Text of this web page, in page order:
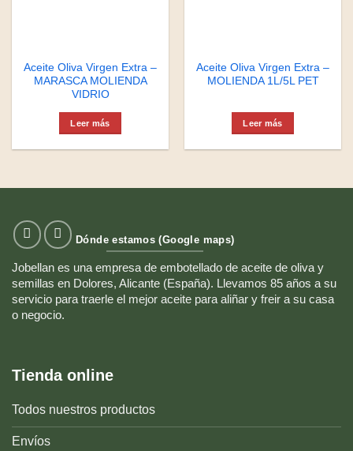
Aceite Oliva Virgen Extra –
MARASCA MOLIENDA
VIDRIO
Leer más
Aceite Oliva Virgen Extra –
MOLIENDA 1L/5L PET
Leer más
Dónde estamos (Google maps)
Jobellan es una empresa de embotellado de aceite de oliva y
semillas en Dolores, Alicante (España). Llevamos 85 años a su
servicio para traerle el mejor aceite para aliñar y freir a su casa
o negocio.
Tienda online
Todos nuestros productos
Envíos